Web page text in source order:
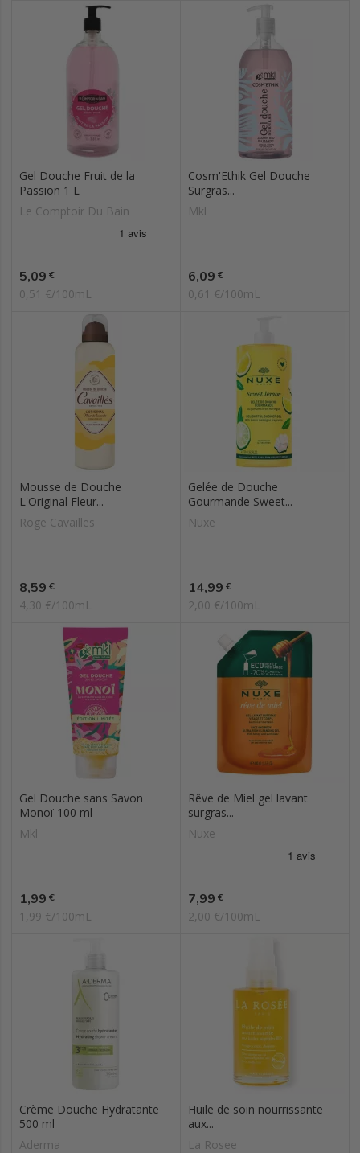
Gel Douche Fruit de la
Passion 1 L
Le Comptoir Du Bain
Prix
5,09 €
0,51 €/100mL
Cosm'Ethik Gel Douche
Surgras...
Mkl
Prix
6,09 €
0,61 €/100mL
Mousse de Douche
L'Original Fleur...
Roge Cavailles
Prix
8,59 €
4,30 €/100mL
Gelée de Douche
Gourmande Sweet...
Nuxe
Prix
14,99 €
2,00 €/100mL
Gel Douche sans Savon
Monoï 100 ml
Mkl
Prix
1,99 €
1,99 €/100mL
Rêve de Miel gel lavant
surgras...
Nuxe
Prix
7,99 €
2,00 €/100mL
Crème Douche Hydratante
500 ml
Aderma
Huile de soin nourrissante
aux...
La Rosee